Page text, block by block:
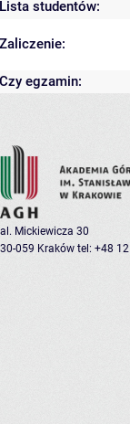
Lista studentów:
Zaliczenie:
Czy egzamin:
al. Mickiewicza 30
30-059 Kraków tel: +48